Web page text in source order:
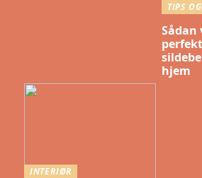
TIPS
hjem
INTERIØR